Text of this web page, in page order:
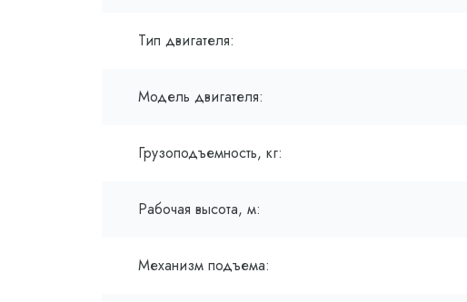
Тип двигателя:
Модель двигателя:
Грузоподъемность, кг:
Рабочая высота, м:
Механизм подъема: